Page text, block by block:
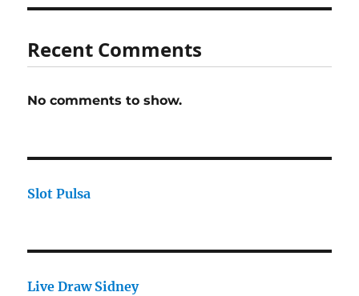
Recent Comments
No comments to show.
Slot Pulsa
Live Draw Sidney